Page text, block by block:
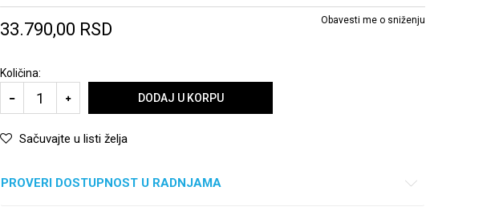
33.790,00 RSD Obavesti me o sniženju
Količina:
DODAJ U KORPU
Sačuvajte u listi želja
PROVERI DOSTUPNOST U RADNJAMA